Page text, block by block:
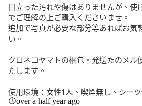
目立った汚れや傷はありませんが、使
でご理解の上ご購入くださいませ。
追加で写真が必要な部分等あればお気
い。
クロネコヤマトの梱包・発送たのメル
たします。
使用環境：女性1人、喫煙無し、シー
over a half year ago